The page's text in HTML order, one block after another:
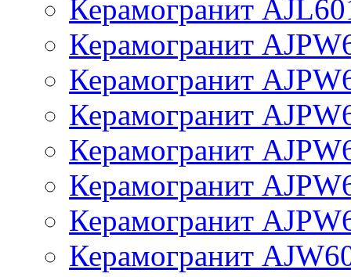
Керамогранит
Керамогранит
Керамогранит
Керамогранит
Керамогранит
Керамогранит
Керамогранит
Керамогранит